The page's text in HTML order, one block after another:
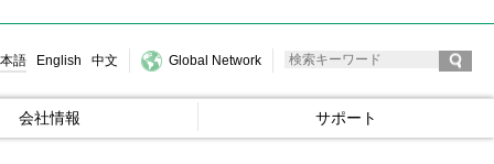
語 English 中文 Global Network
会社情報 サポート